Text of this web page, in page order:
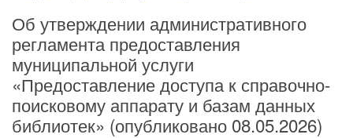
Об утверждении административного
регламента предоставления
муниципальной услуги
«Предоставление доступа к справочно-
поисковому аппарату и базам данных
библиотек» (опубликовано 08.05.2026)